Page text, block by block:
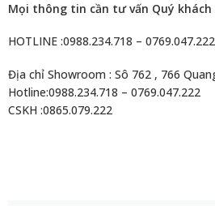
Mọi thông tin cần tư vấn Quý
HOTLINE :0988.234.718 – 0769.047.222
Địa chỉ Showroom : Sô 762 , 766
Hotline:0988.234.718 – 0769.047.222
CSKH :0865.079.222